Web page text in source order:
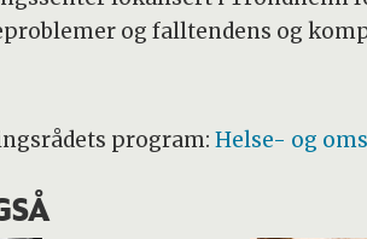
og falltendens og
program: Helse- og